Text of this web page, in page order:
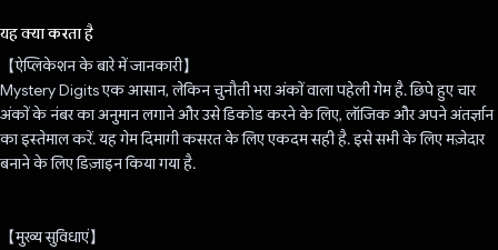
यह क्या करता है
【ऐप्लिकेशन के बारे में जानकारी】
Mystery Digits एक आसान, लेकिन चुनौती भरा अंकों वाला पहेली गेम है. छिपे हुए चार
अंकों के नंबर का अनुमान लगाने और उसे डिकोड करने के लिए, लॉजिक और अपने अंतर्ज्ञान
का इस्तेमाल करें. यह गेम दिमागी कसरत के लिए एकदम सही है. इसे सभी के लिए मज़ेदार
बनाने के लिए डिज़ाइन किया गया है.
【मुख्य सुविधाएं】